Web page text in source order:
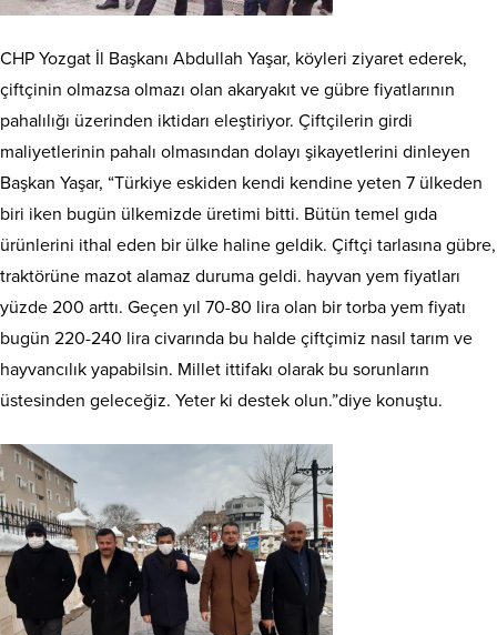
CHP Yozgat İl Başkanı Abdullah Yaşar, köyleri ziyaret ederek,
çiftçinin olmazsa olmazı olan akaryakıt ve gübre fiyatlarının
pahalılığı üzerinden iktidarı eleştiriyor. Çiftçilerin girdi
maliyetlerinin pahalı olmasından dolayı şikayetlerini dinleyen
Başkan Yaşar, “Türkiye eskiden kendi kendine yeten 7 ülkeden
biri iken bugün ülkemizde üretimi bitti. Bütün temel gıda
ürünlerini ithal eden bir ülke haline geldik. Çiftçi tarlasına gübre,
traktörüne mazot alamaz duruma geldi. hayvan yem fiyatları
yüzde 200 arttı. Geçen yıl 70-80 lira olan bir torba yem fiyatı
bugün 220-240 lira civarında bu halde çiftçimiz nasıl tarım ve
hayvancılık yapabilsin. Millet ittifakı olarak bu sorunların
üstesinden geleceğiz. Yeter ki destek olun.”diye konuştu.